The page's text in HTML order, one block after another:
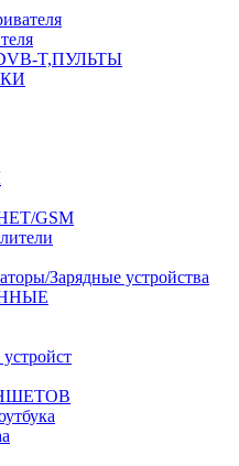
T,ПУЛЬТЫ
GSM
Зарядные устройства